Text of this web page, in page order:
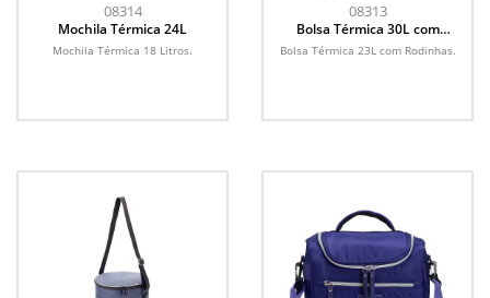
08314
Mochila Térmica 24L
Mochila Térmica 18 Litros.
08313
Bolsa Térmica 30L com
Rodinhas
Bolsa Térmica 23L com Rodinhas.